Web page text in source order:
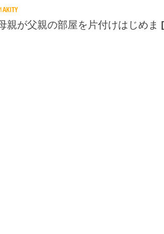
AKITY
親が父親の部屋を片付けはじめま